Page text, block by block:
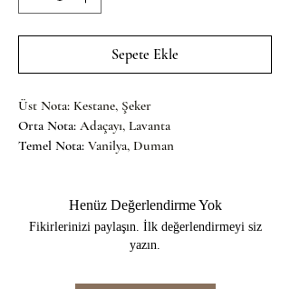
Sepete Ekle
Üst Nota: Kestane, Şeker
Orta Nota: Adaçayı, Lavanta
Temel Nota: Vanilya, Duman
Henüz Değerlendirme Yok
Fikirlerinizi paylaşın. İlk değerlendirmeyi siz
yazın.